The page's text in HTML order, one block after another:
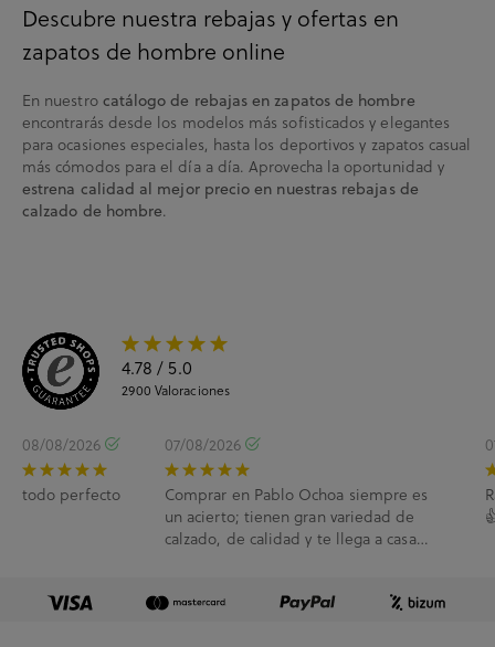
Descubre nuestra rebajas y ofertas en
zapatos de hombre online
En nuestro catálogo de rebajas en zapatos de hombre
encontrarás desde los modelos más sofisticados y elegantes
para ocasiones especiales, hasta los deportivos y zapatos casual
más cómodos para el día a día. Aprovecha la oportunidad y
estrena calidad al mejor precio en nuestras rebajas de
calzado de hombre.
4.78 / 5.0
2900 Valoraciones
08/08/2026
todo perfecto
07/08/2026
Comprar en Pablo Ochoa siempre es
un acierto; tienen gran variedad de
calzado, de calidad y te llega a casa